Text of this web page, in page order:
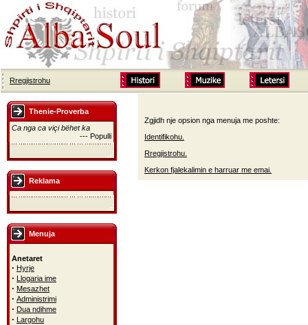
Rregjistrohu
Thenie-Proverba
Ca nga ca viçi bëhet ka
--- Populli
Reklama
Menuja
Anetaret
· Hyrje
· Llogaria ime
· Mesazhet
· Administrimi
· Dua ndihme
· Largohu
Zgjidh nje opsion nga menuja me poshte:
Identifikohu.
Rregjistrohu.
Kerkon fjalekalimin e harruar me emai.